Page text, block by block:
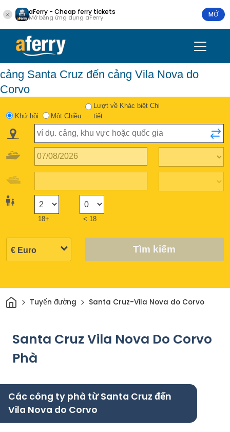
aFerry - Cheap ferry tickets
Mở bằng ứng dụng aFerry MỞ
cảng Santa Cruz đến cảng Vila Nova do
Corvo
Khứ hồi Một Chiều
Lượt về Khác biệt Chi
tiết
18+ < 18
Tìm kiếm
Trang chủ
Tuyến đường Santa Cruz-Vila Nova do Corvo
Santa Cruz Vila Nova Do Corvo
Phà
Các công ty phà từ Santa Cruz đến
Vila Nova do Corvo